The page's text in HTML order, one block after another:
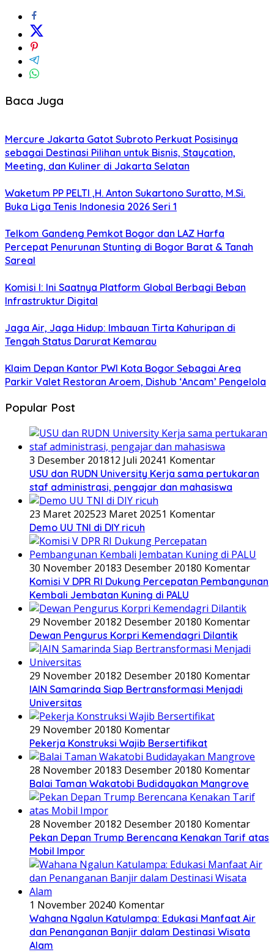
Baca Juga
Mercure Jakarta Gatot Subroto Perkuat Posisinya
sebagai Destinasi Pilihan untuk Bisnis, Staycation,
Meeting, dan Kuliner di Jakarta Selatan
Waketum PP PELTI ,H. Anton Sukartono Suratto, M.Si.
Buka Liga Tenis Indonesia 2026 Seri 1
Telkom Gandeng Pemkot Bogor dan LAZ Harfa
Percepat Penurunan Stunting di Bogor Barat & Tanah
Sareal
Komisi I: Ini Saatnya Platform Global Berbagi Beban
Infrastruktur Digital
Jaga Air, Jaga Hidup: Imbauan Tirta Kahuripan di
Tengah Status Darurat Kemarau
Klaim Depan Kantor PWI Kota Bogor Sebagai Area
Parkir Valet Restoran Aroem, Dishub ‘Ancam’ Pengelola
Popular Post
3 Desember 201812 Juli 20241 Komentar
USU dan RUDN University Kerja sama pertukaran
staf administrasi, pengajar dan mahasiswa
23 Maret 202523 Maret 20251 Komentar
Demo UU TNI di DIY ricuh
30 November 20183 Desember 20180 Komentar
Komisi V DPR RI Dukung Percepatan Pembangunan
Kembali Jembatan Kuning di PALU
29 November 20182 Desember 20180 Komentar
Dewan Pengurus Korpri Kemendagri Dilantik
29 November 20182 Desember 20180 Komentar
IAIN Samarinda Siap Bertransformasi Menjadi
Universitas
29 November 20180 Komentar
Pekerja Konstruksi Wajib Bersertifikat
28 November 20183 Desember 20180 Komentar
Balai Taman Wakatobi Budidayakan Mangrove
28 November 20182 Desember 20180 Komentar
Pekan Depan Trump Berencana Kenakan Tarif atas
Mobil Impor
1 November 20240 Komentar
Wahana Ngalun Katulampa: Edukasi Manfaat Air
dan Penanganan Banjir dalam Destinasi Wisata
Alam